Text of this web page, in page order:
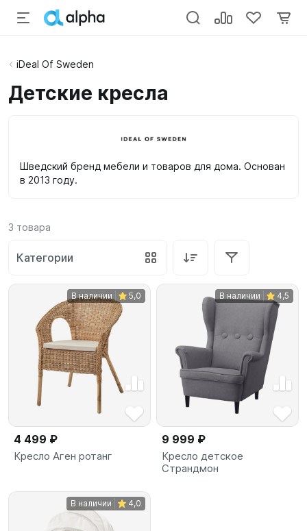
iDeal Of Sweden
Детские кресла
Шведский бренд мебели и товаров для дома. Основан
в 2013 году.
3 товара
Категории
В наличии 5,0
4 499 ₽
Кресло Аген ротанг
В наличии 4,5
9 999 ₽
Кресло детское
Страндмон
В наличии 4,0